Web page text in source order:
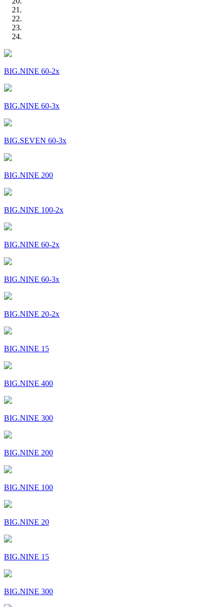
BIG.NINE 60-2x
BIG.NINE 60-3x
BIG.SEVEN 60-3x
BIG.NINE 200
BIG.NINE 100-2x
BIG.NINE 60-2x
BIG.NINE 60-3x
BIG.NINE 20-2x
BIG.NINE 15
BIG.NINE 400
BIG.NINE 300
BIG.NINE 200
BIG.NINE 100
BIG.NINE 20
BIG.NINE 15
BIG.NINE 300